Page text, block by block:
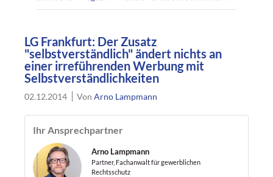
LG Frankfurt: Der Zusatz
"selbstverständlich" ändert nichts an
einer irreführenden Werbung mit
Selbstverständlichkeiten
02.12.2014 VonArno Lampmann
Ihr Ansprechpartner
Arno Lampmann
Partner, Fachanwalt für gewerblichen
Rechtsschutz